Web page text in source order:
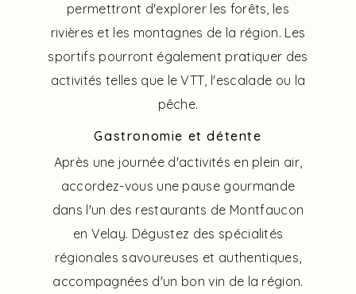
permettront d'explorer les forêts, les
rivières et les montagnes de la région. Les
sportifs pourront également pratiquer des
activités telles que le VTT, l'escalade ou la
pêche.
Gastronomie et détente
Après une journée d'activités en plein air,
accordez-vous une pause gourmande
dans l'un des restaurants de Montfaucon
en Velay. Dégustez des spécialités
régionales savoureuses et authentiques,
accompagnées d'un bon vin de la région.